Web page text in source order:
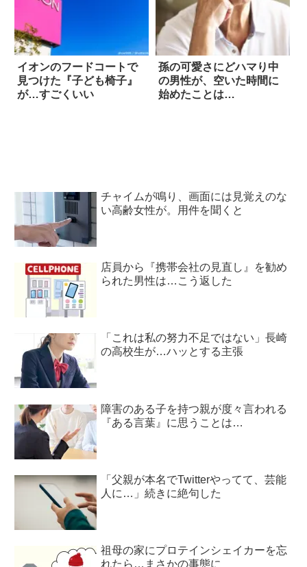
イオンのフードコートで
見つけた『子ども椅子』
が…すごくいい
孫の可愛さにどハマり中
の男性が、空いた時間に
始めたことは…
チャイムが鳴り、画面には見覚えのな
い高齢女性が。用件を聞くと
店員から『携帯会社の見直し』を勧め
られた男性は…こう返した
「これは私の努力不足ではない」長崎
の高校生が…ハッとする主張
障害のある子を持つ親が度々言われる
『ある言葉』に思うことは…
「父親が本名でTwitterやってて、芸能
人に…」続きに絶句した
祖母の家にプロテインシェイカーを忘
れたら…まさかの事態に